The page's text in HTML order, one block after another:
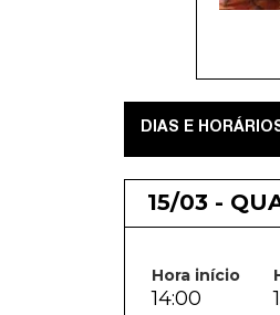
DIAS E
15/03 -
Hora início
14:00